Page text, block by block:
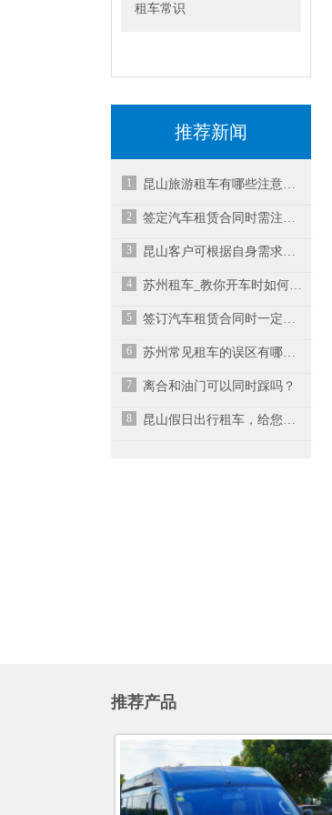
租车常识
推荐新闻
1 昆山旅游租车有哪些注意事项呢？
2 签定汽车租赁合同时需注意的事项-昆山汽车租赁公司
3 昆山客户可根据自身需求选择不同车型进行以租代购
4 苏州租车_教你开车时如何防止追尾？
5 签订汽车租赁合同时一定要注意细节-昆山租车
6 苏州常见租车的误区有哪些？
7 离合和油门可以同时踩吗？
8 昆山假日出行租车，给您四点提示
推荐产品